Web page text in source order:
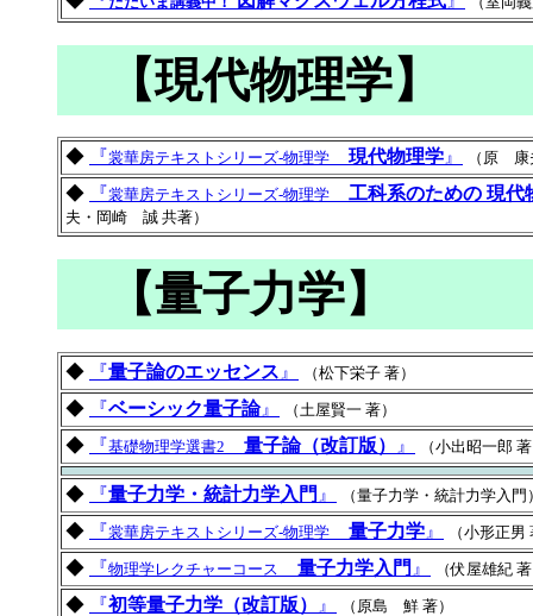
【現代物理学】
◆ 『裳華房テキストシリーズ-物理学 現代物理学 』 （原 康
◆ 『裳華房テキストシリーズ-物理学 工科系のための 現代
夫・岡崎 誠 共著）
【量子力学】
◆ 『量子論のエッセンス 』 （松下栄子 著）
◆ 『ベーシック量子論』 （土屋賢一 著）
◆ 『基礎物理学選書2 量子論（改訂版） 』 （小出昭一郎
◆ 『量子力学・統計力学入門 』 （量子力学・統計力学入門
◆ 『裳華房テキストシリーズ-物理学 量子力学 』 （小形正男
◆ 『物理学レクチャーコース 量子力学入門 』 （伏屋雄紀
◆ 『初等量子力学（改訂版） 』 （原島 鮮 著）